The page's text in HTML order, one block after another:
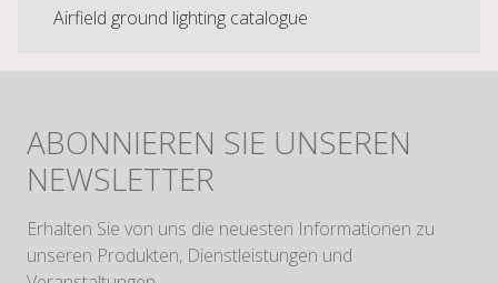
Airfield ground lighting catalogue
ABONNIEREN SIE UNSEREN
NEWSLETTER
Erhalten Sie von uns die neuesten Informationen zu
unseren Produkten, Dienstleistungen und